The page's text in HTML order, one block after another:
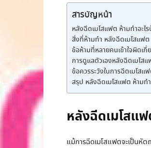
สารบัญหน้า
หลังฉีดเมโสแฟต ห้ามทำอะ
สิ่งที่ห้ามทำ หลังฉีดเมโสแฟต
ข้อห้ามที่หลายคนเข้าใจผิดเ
การดูแลตัวเองหลังฉีดเมโส
ข้อควรระวังในการฉีดเมโสแ
สรุป หลังฉีดเมโสแฟต ห้ามทำ
หลังฉีดเมโสแ
แม้การฉีดเมโสแฟตจะเป็นหั